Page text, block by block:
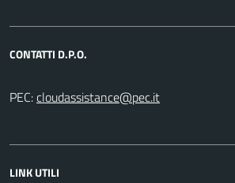
CONTATTI D.P.O.
PEC:
LINK UTILI